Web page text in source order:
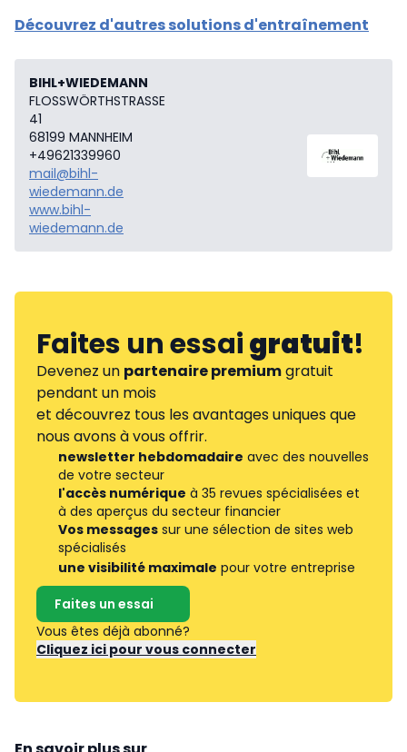
Découvrez d'autres solutions d'entraînement
BIHL+WIEDEMANN
FLOSSWÖRTHSTRASSE
41
68199 MANNHEIM
+49621339960
mail@bihl-
wiedemann.de
www.bihl-
wiedemann.de
Faites un essaigratuit!
Devenez un partenaire premiumgratuit
pendant un mois
et découvrez tous les avantages uniques que
nous avons à vous offrir.
newsletter hebdomadaire avec des nouvelles
de votre secteur
l'accès numérique à 35 revues spécialisées et
à des aperçus du secteur financier
Vos messages sur une sélection de sites web
spécialisés
une visibilité maximale pour votre entreprise
Faites un essai
Vous êtes déjà abonné?
Cliquez ici pour vous connecter